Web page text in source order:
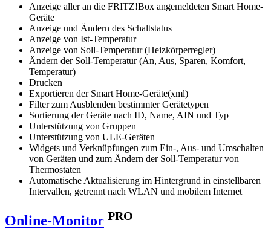
Anzeige aller an die FRITZ!Box angemeldeten Smart Home-
Geräte
Anzeige und Ändern des Schaltstatus
Anzeige von Ist-Temperatur
Anzeige von Soll-Temperatur (Heizkörperregler)
Ändern der Soll-Temperatur (An, Aus, Sparen, Komfort,
Temperatur)
Drucken
Exportieren der Smart Home-Geräte(xml)
Filter zum Ausblenden bestimmter Gerätetypen
Sortierung der Geräte nach ID, Name, AIN und Typ
Unterstützung von Gruppen
Unterstützung von ULE-Geräten
Widgets und Verknüpfungen zum Ein-, Aus- und Umschalten
von Geräten und zum Ändern der Soll-Temperatur von
Thermostaten
Automatische Aktualisierung im Hintergrund in einstellbaren
Intervallen, getrennt nach WLAN und mobilem Internet
Online-Monitor PRO